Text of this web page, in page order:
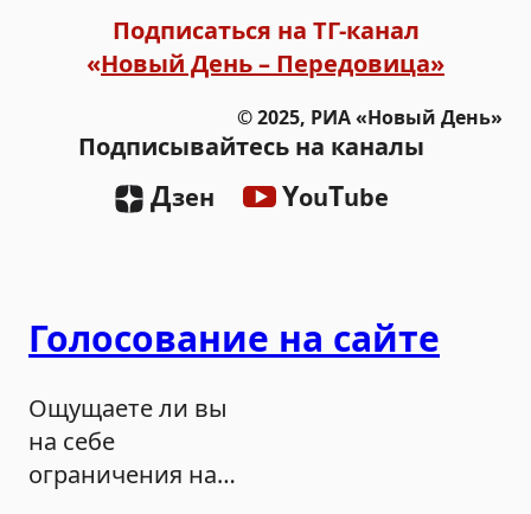
Подписаться на ТГ-канал
«Новый День – Передовица»
© 2025, РИА «Новый День»
Подписывайтесь на каналы
Дзен YouTube
Голосование на сайте
Ощущаете ли вы
на себе
ограничения на